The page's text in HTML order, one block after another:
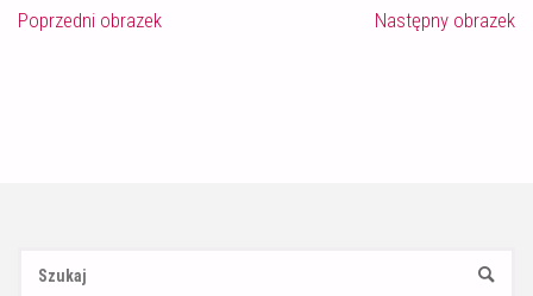
Poprzedni obrazek Następny obrazek
SZUKAJ